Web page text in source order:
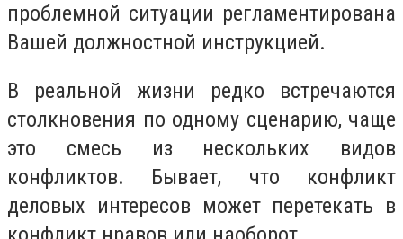
проблемной ситуации регламентирована
Вашей должностной инструкцией.
В реальной жизни редко встречаются
столкновения по одному сценарию, чаще
это смесь из нескольких видов
конфликтов. Бывает, что конфликт
деловых интересов может перетекать в